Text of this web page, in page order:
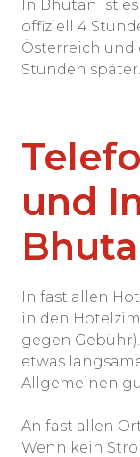
In Bhutan ist
offiziell 4
Österreich und
Stunden später.
und
In fast allen
in den
gegen
etwas
Allgemeinen
An fast allen
Wenn kein